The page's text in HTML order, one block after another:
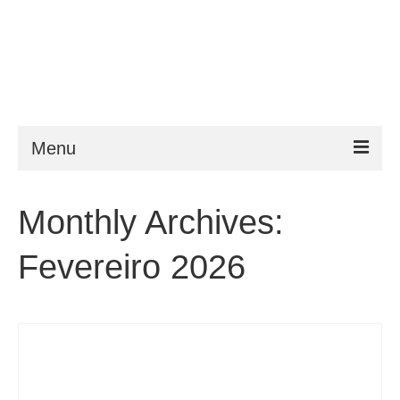
Menu
Requisitos
FAQ
Monthly Archives:
Fevereiro 2026